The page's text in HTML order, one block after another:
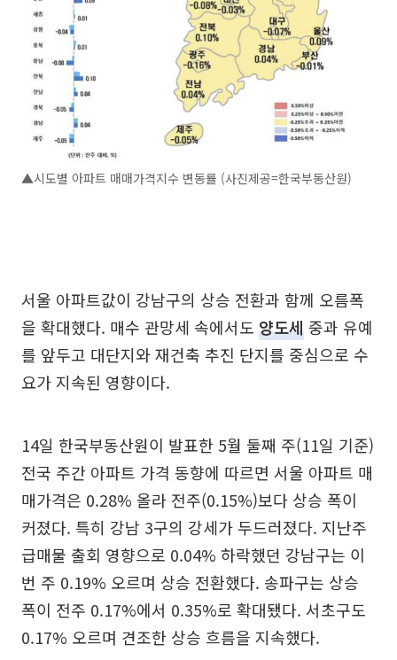
▲시도별 아파트 매매가격지수 변동률 (사진제공=한국부동산원)
서울 아파트값이 강남구의 상승 전환과 함께 오름폭
을 확대했다. 매수 관망세 속에서도 양도세 중과 유예
를 앞두고 대단지와 재건축 추진 단지를 중심으로 수
요가 지속된 영향이다.
14일 한국부동산원이 발표한 5월 둘째 주(11일 기준)
전국 주간 아파트 가격 동향에 따르면 서울 아파트 매
매가격은 0.28% 올라 전주(0.15%)보다 상승 폭이
커졌다. 특히 강남 3구의 강세가 두드러졌다. 지난주
급매물 출회 영향으로 0.04% 하락했던 강남구는 이
번 주 0.19% 오르며 상승 전환했다. 송파구는 상승
폭이 전주 0.17%에서 0.35%로 확대됐다. 서초구도
0.17% 오르며 견조한 상승 흐름을 지속했다.